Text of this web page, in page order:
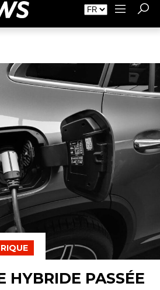
À propos de Carnews.fr Contact
HYBRIDE PASSÉE